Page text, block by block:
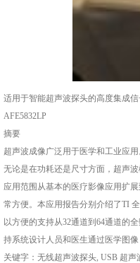
适用于智能超声波探头的高度集成
AFE5832LP
摘要
超声波成像广泛用于医学和工业应
无论是在功耗还是尺寸方面，超声
应用范围从基本的医疗影像应用扩
常方便。本应用报告分别介绍了TI
以方便的支持从32通道到64通道的
持系统设计人员和医生通过医学图
关键字：无线超声波探头, USB 超